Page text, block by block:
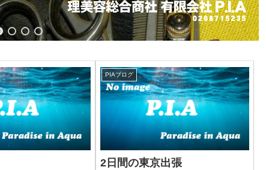
PIAブログ
2日間の東京出張